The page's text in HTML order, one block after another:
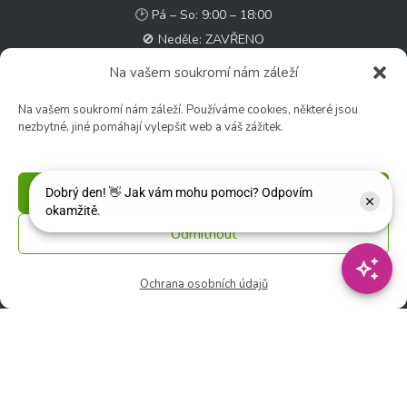
Na vašem soukromí nám záleží
Na vašem soukromí nám záleží. Používáme cookies, některé jsou
nezbytné, jiné pomáhají vylepšit web a váš zážitek.
Příjmout
Odmítnout
Ochrana osobních údajů
🕑 Pá – So: 9:00 – 18:00
🚫 Neděle: ZAVŘENO
🕑 Ut – Pá: 9:00 - 12:00 │ 13:00 - 17:00
🕑 So: 9:00 – 15:00
✉️ e-shop@zcstrakovo.cz
Sledujte nás: